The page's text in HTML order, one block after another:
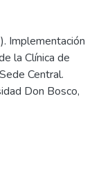
Implementación
la Clínica de
Central.
Don Bosco,